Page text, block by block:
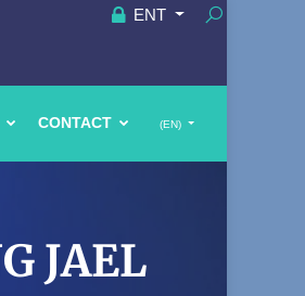
ENT
(EN)
CONTACT
JAEL